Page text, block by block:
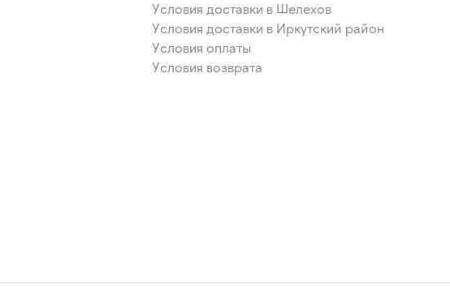
Условия доставки в Шелехов
Условия доставки в Иркутский район
Условия оплаты
Условия возврата